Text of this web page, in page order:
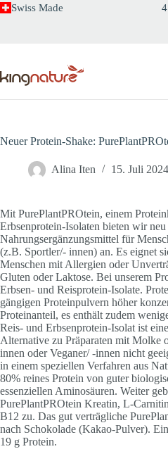
ZumSwiss Made
Neuer Protein-Shake:
Alina Iten 15. Juli 2024
Mit PurePlantPROtein, einem
Erbsenprotein-Isolaten bieten wir
Nahrungsergänzungsmittel für
(z.B. Sportler/- innen) an. Es eignet
Menschen mit Allergien oder
Gluten oder Laktose. Bei unserem
Erbsen- und Reisprotein-Isolate.
gängigen Proteinpulvern höher
Proteinanteil, es enthält zudem
Reis- und Erbsenprotein-Isolat ist
Alternative zu Präparaten mit Molke
innen oder Veganer/ -innen nicht
in einem speziellen Verfahren aus
80% reines Protein von guter
essenziellen Aminosäuren. Weiter
PurePlantPROtein Kreatin, L-
B12 zu. Das gut verträgliche
nach Schokolade (Kakao-Pulver).
19 g Protein.